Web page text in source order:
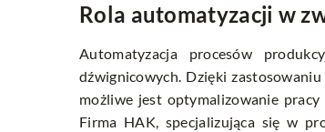
Rola automatyzacji w
Automatyzacja procesów
dźwignicowych. Dzięki
możliwe jest optymalizowanie
Firma HAK, specjalizująca się w